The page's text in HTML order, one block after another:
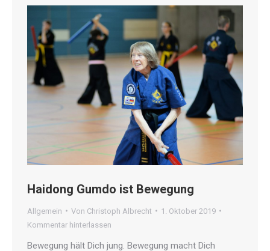
Haidong Gumdo ist Bewegung
Allgemein Von Christoph Albrecht
1. Oktober 2019
Kommentar hinterlassen
Bewegung hält Dich jung. Bewegung macht Dich